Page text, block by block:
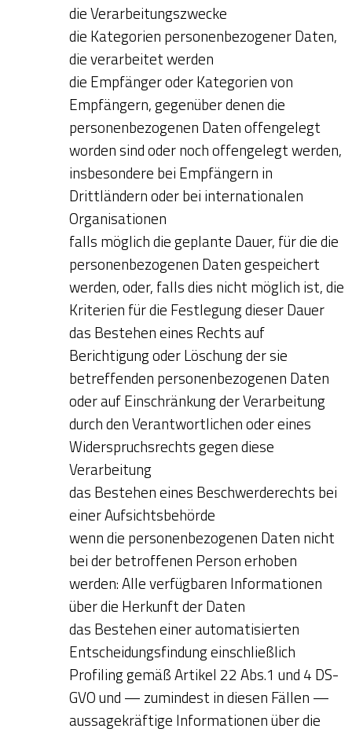
die Verarbeitungszwecke
die Kategorien personenbezogener Daten,
die verarbeitet werden
die Empfänger oder Kategorien von
Empfängern, gegenüber denen die
personenbezogenen Daten offengelegt
worden sind oder noch offengelegt werden,
insbesondere bei Empfängern in
Drittländern oder bei internationalen
Organisationen
falls möglich die geplante Dauer, für die die
personenbezogenen Daten gespeichert
werden, oder, falls dies nicht möglich ist, die
Kriterien für die Festlegung dieser Dauer
das Bestehen eines Rechts auf
Berichtigung oder Löschung der sie
betreffenden personenbezogenen Daten
oder auf Einschränkung der Verarbeitung
durch den Verantwortlichen oder eines
Widerspruchsrechts gegen diese
Verarbeitung
das Bestehen eines Beschwerderechts bei
einer Aufsichtsbehörde
wenn die personenbezogenen Daten nicht
bei der betroffenen Person erhoben
werden: Alle verfügbaren Informationen
über die Herkunft der Daten
das Bestehen einer automatisierten
Entscheidungsfindung einschließlich
Profiling gemäß Artikel 22 Abs.1 und 4 DS-
GVO und — zumindest in diesen Fällen —
aussagekräftige Informationen über die